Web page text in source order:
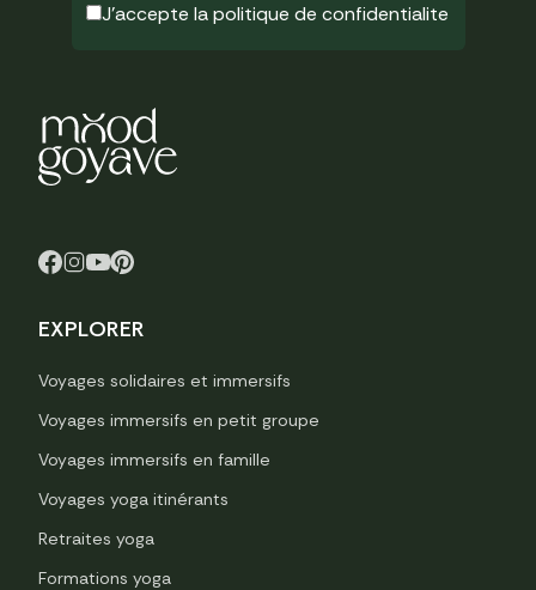
J'accepte lapolitique de confidentialite
EXPLORER
Voyages solidaires et immersifs
Voyages immersifs en petit groupe
Voyages immersifs en famille
Voyages yoga itinérants
Retraites yoga
Formations yoga